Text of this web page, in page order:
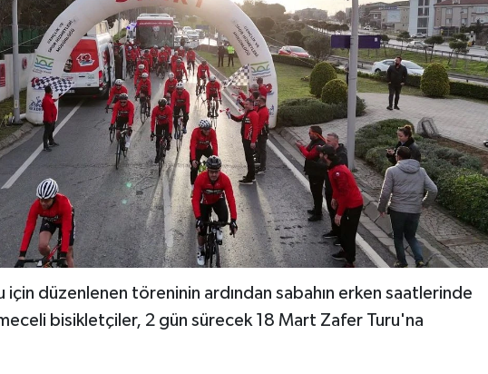
için düzenlenen töreninin ardından sabahın erken saatlerinde
bisikletçiler, 2 gün sürecek 18 Mart Zafer Turu'na